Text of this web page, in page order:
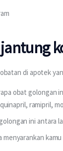
di apotek
obat golongan
ramipril,
ini antara
menyarankan